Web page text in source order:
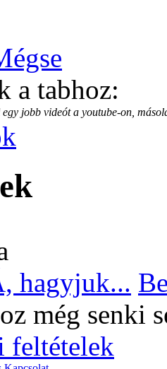
a tabhoz:
jobb videót a youtube-on,
hagyjuk...
még senki
feltételek